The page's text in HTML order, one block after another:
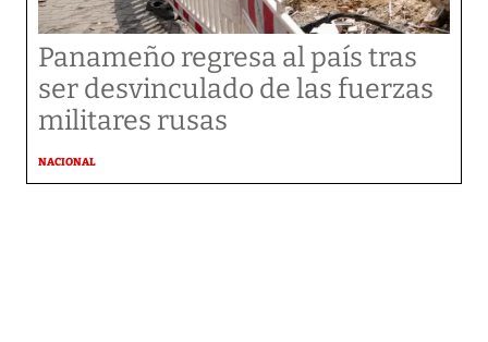
Panameño regresa al país tras
ser desvinculado de las fuerzas
militares rusas
NACIONAL